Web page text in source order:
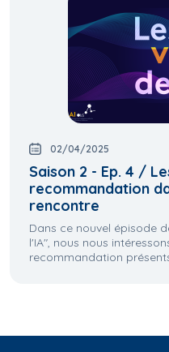
02/04/2025
Saison 2 - Ep. 4 /
recommandation
rencontre
Dans ce nouvel épisode
l'IA", nous nous
recommandation